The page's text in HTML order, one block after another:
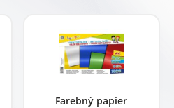
Farebný papier